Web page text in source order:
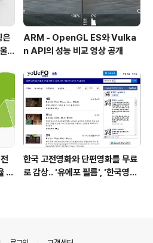
은
트
ARM - OpenGL ES와 Vulka
n API의 성능 비교 영상 공개
6
한국 고전영화와 단편영화를 무료
로 감상.. '유에포 필름', '한국영상